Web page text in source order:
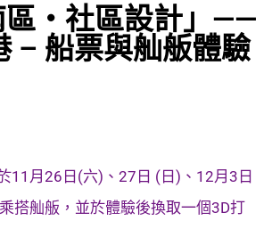
區‧社區設計」——
– 船票與舢舨體驗
11月26日(六)、27日 (日)、12月3日
搭舢舨，並於體驗後換取一個3D打